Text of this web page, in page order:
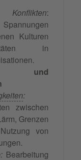
:
Kulturen
in
und
:
zwischen
Grenzen
von
Bearbeitung